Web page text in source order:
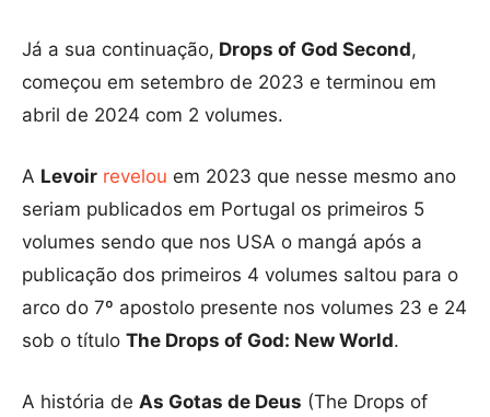
Já a sua continuação, Drops of God Second,
começou em setembro de 2023 e terminou em
abril de 2024 com 2 volumes.
A Levoir revelou em 2023 que nesse mesmo ano
seriam publicados em Portugal os primeiros 5
volumes sendo que nos USA o mangá após a
publicação dos primeiros 4 volumes saltou para o
arco do 7º apostolo presente nos volumes 23 e 24
sob o título The Drops of God: New World.
A história de As Gotas de Deus (The Drops of